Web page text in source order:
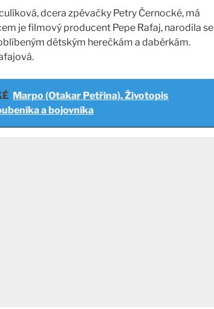
dcera zpěvačky Petry Černocké, má
je filmový producent Pepe Rafaj, narodila se
dětským herečkám a dabérkám.
Marpo (Otakar Petřina). Životopis
a bojovníka